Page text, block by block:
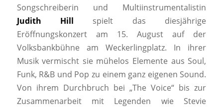
Songschreiberin und Multiinstrumentalistin
Judith Hill spielt das diesjährige
Eröffnungskonzert am 15. August auf der
Volksbankbühne am Weckerlingplatz. In ihrer
Musik vermischt sie mühelos Elemente aus Soul,
Funk, R&B und Pop zu einem ganz eigenen Sound.
Von ihrem Durchbruch bei „The Voice“ bis zur
Zusammenarbeit mit Legenden wie Stevie